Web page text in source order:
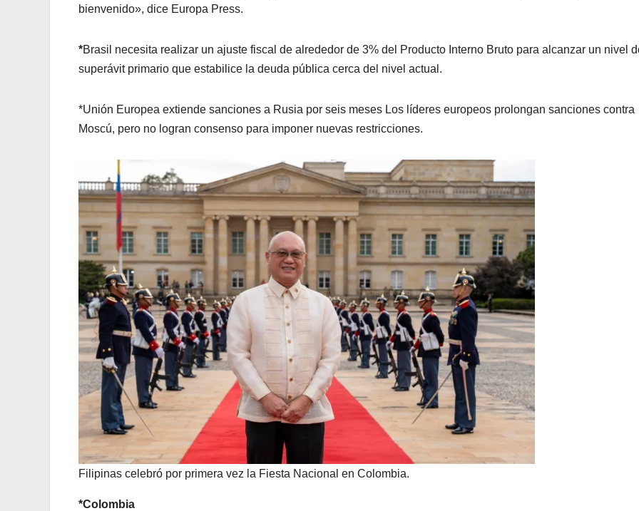
bienvenido», dice Europa Press.
*Brasil necesita realizar un ajuste fiscal de alrededor de 3% del Producto Interno Bruto para alcanzar un nivel
superávit primario que estabilice la deuda pública cerca del nivel actual.
*Unión Europea extiende sanciones a Rusia por seis meses Los líderes europeos prolongan sanciones contra
Moscú, pero no logran consenso para imponer nuevas restricciones.
Filipinas celebró por primera vez la Fiesta Nacional en Colombia.
*Colombia